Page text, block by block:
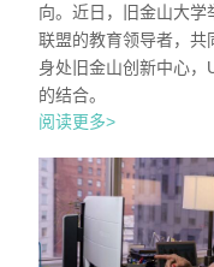
向。近日，旧金山大
联盟的教育领导者，共
身处旧金山创新中心，
的结合。
阅读更多>